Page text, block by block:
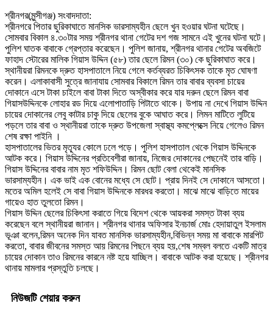
শ্রীনগর(মুন্সীগঞ্জ) সংবাদদাতা:
শ্রীনগরে পিতার ছুরিকাঘাতে মানসিক ভারসাম্যহীন ছেলে খুন হওয়ার ঘটনা ঘটেছে।
সোমবার বিকাল ৪.৩০টার সময় শ্রীনগর থানা গেটের দশ গজ সামনে এই খুনের ঘটনা ঘটে।
পুলিশ ঘাতক বাবাকে গ্রেপ্তার করেছেন। পুলিশ জানায়, শ্রীনগর থানার গেটের অবজিটে
ফাহাদ স্টোরের মালিক গিয়াস উদ্দিন (৫৮) তার ছেলে রিমন (৩০) কে ছুরিকাঘাত করে।
স্থানীয়রা রিমনকে দ্রুত হাসপাতালে নিয়ে গেলে কর্তব্যরত চিকিৎসক তাকে মৃত ঘোষণা
করেন। এলাকাবাসী সুত্রে জানাযায় সোমবার বিকালে রিমন তার বাবার ব্যবসা চায়ের
দোকানে এসে টাকা চাইলে বাবা টাকা দিতে অস্বীকার করে যার দরুন ছেলে রিমন বাবা
গিয়াসউদ্দিনকে লোহার রড দিয়ে এলোপাতাড়ি পিটাতে থাকে। উপায় না দেখে গিয়াস উদ্দিন
চায়ের দোকানের লেবু কাটার চাকু দিয়ে ছেলের বুকে আঘাত করে। লিমন মাটিতে লুটিয়ে
পড়লে তার বাবা ও স্থানীয়রা তাকে দ্রুত উপজেলা স্বাস্থ্য কমপ্লেক্সে নিয়ে গেলেও রিমন
শেষ রক্ষা পাইনি ।
হাসপাতালের ভিতর মৃত্যূর কোলে ঢলে পড়ে। পুলিশ হাসপাতাল থেকে গিয়াস উদ্দিনকে
আটক করে। গিয়াস উদ্দিনের প্রতিবেশীরা জানায়, নিজের দোকানের পেছনেই তার বাড়ি।
গিয়াস উদ্দিনের বাবার নাম মৃত শফিউদ্দিন। রিমন ছোট বেলা থেকেই মানসিক
ভারসাম্যহীন। এক ভাই এক বোনের মধ্যে সে ছোট। প্রায় দিনই সে দোকানে আসতো।
মতের অমিল হলেই সে বাবা গিয়াস উদ্দিনকে মারধর করতো। মাঝে মাঝে বাড়িতে মায়ের
গায়েও হাত তুলতো রিমন।
গিয়াস উদ্দিন ছেলের চিকিৎসা করাতে গিয়ে বিদেশ থেকে আয়করা সমস্ত টাকা ব্যয়
করেছেন বলে স্থানীয়রা জানান। শ্রীনগর থানার অফিসার ইনচার্জ মোঃ হেদায়াতুল ইসলাম
ভূঞা বলেন,রিমন অনেক দিন যাবত মানসিক ভারসাম্যহীন,বিভিন্ন সময় মা বাবাকে মারপিট
করতো, বাবার জীবনের সমস্ত আয় রিমনের পিছনে ব্যয় হয়,শেষ সম্বল বলতে একটি মাত্র
চায়ের দোকান তাও রিমনের কারনে নষ্ট হয়ে যাচ্ছিল। বাবাকে আটক করা হয়েছে। শ্রীনগর
থানায় মামলার প্রস্তুতি চলছে।
নিউজটি শেয়ার করুন